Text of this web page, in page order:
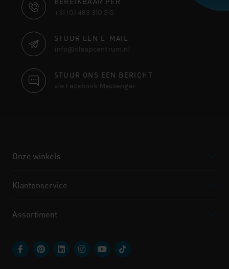
CONTACT
INFORMATIE
+31 (0) 493 310 515
STUUR EEN E-MAIL
info@slaapcentrum.nl
STUUR ONS EEN BERICHT
via Facebook Messenger
Onze winkels
Klantenservice
Assortiment